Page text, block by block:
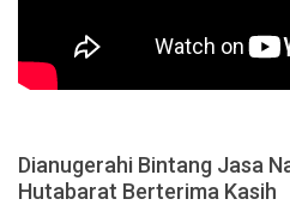
Dianugerahi Bintang Jasa
Hutabarat Berterima Kasih